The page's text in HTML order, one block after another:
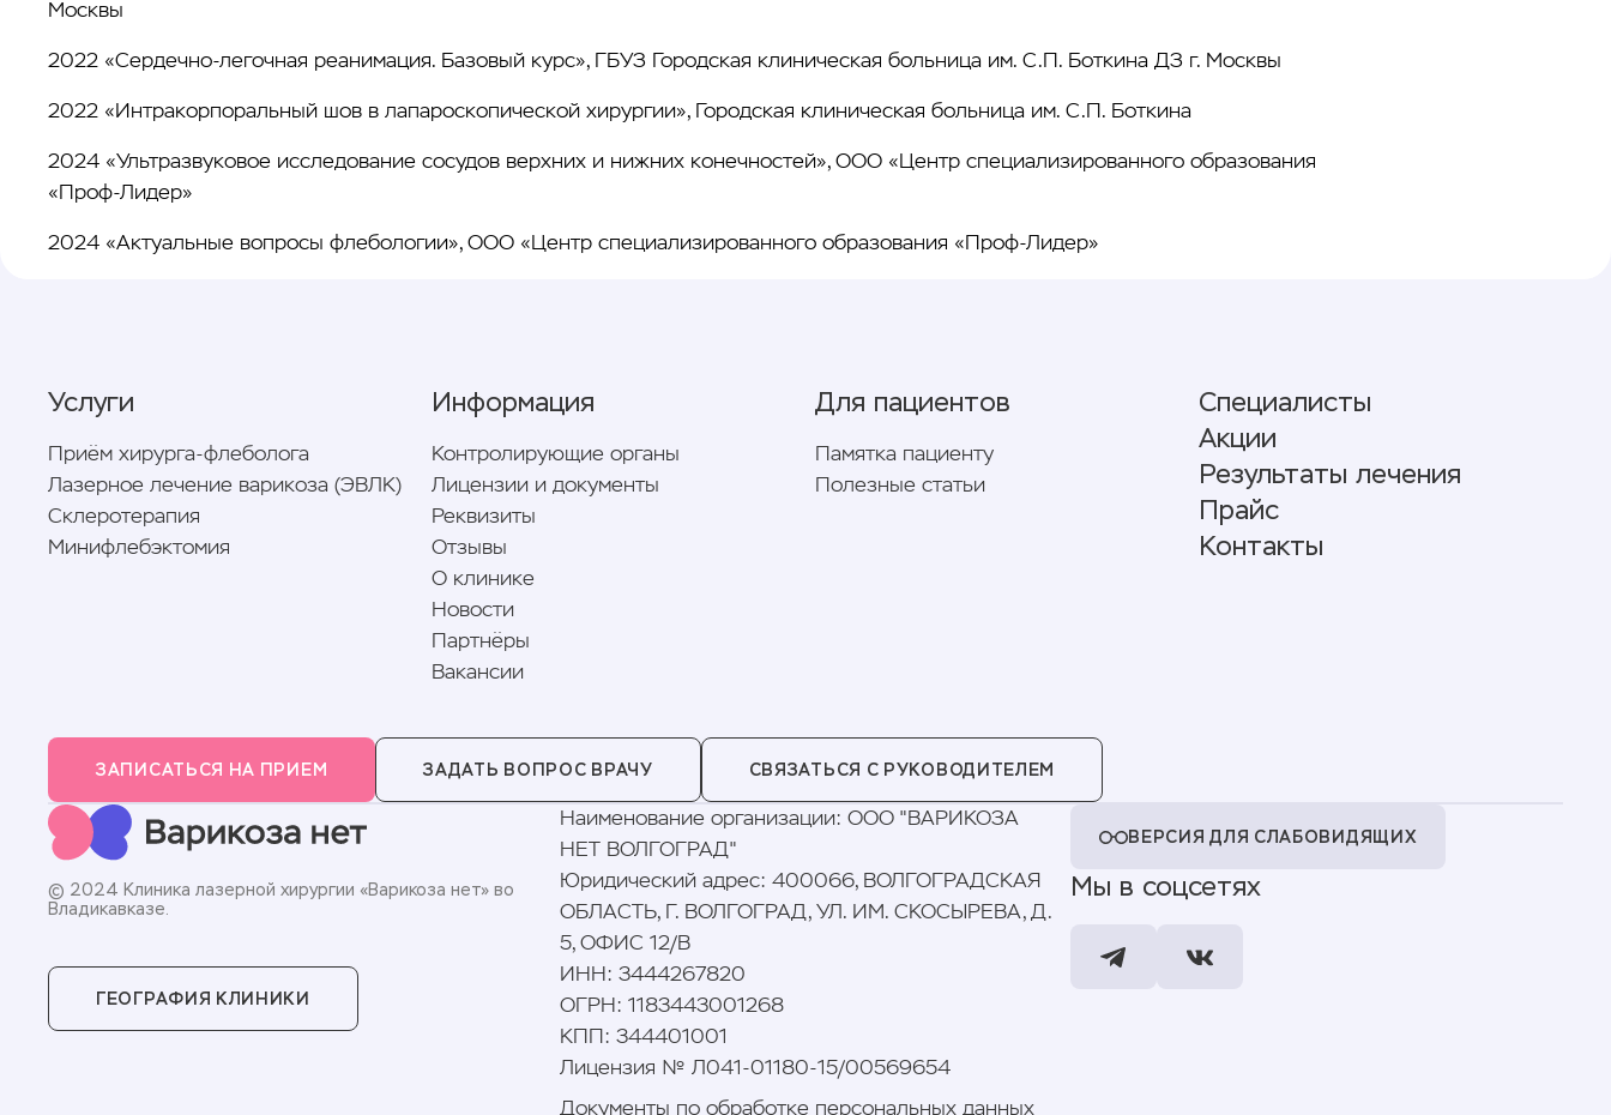
Москвы
2022 «Сердечно-легочная реанимация. Базовый курс», ГБУЗ Городская клиническая больница им. С.П. Боткина ДЗ г. Москвы
2022 «Интракорпоральный шов в лапароскопической хирургии», Городская клиническая больница им. С.П. Боткина
2024 «Ультразвуковое исследование сосудов верхних и нижних конечностей», ООО «Центр специализированного образования
«Проф-Лидер»
2024 «Актуальные вопросы флебологии», ООО «Центр специализированного образования «Проф-Лидер»
Услуги
Приём хирурга-флеболога
Лазерное лечение варикоза (ЭВЛК)
Склеротерапия
Минифлебэктомия
Информация
Контролирующие органы
Лицензии и документы
Реквизиты
Отзывы
О клинике
Новости
Партнёры
Вакансии
Для пациентов
Памятка пациенту
Полезные статьи
Специалисты
Акции
Результаты лечения
Прайс
Контакты
ЗАПИСАТЬСЯ НА ПРИЕМ ЗАДАТЬ ВОПРОС ВРАЧУ СВЯЗАТЬСЯ С РУКОВОДИТЕЛЕМ
© 2024 Клиника лазерной хирургии «Варикоза нет» во
Владикавказе.
ГЕОГРАФИЯ КЛИНИКИ
Наименование организации: ООО "ВАРИКОЗА
НЕТ ВОЛГОГРАД"
Юридический адрес: 400066, ВОЛГОГРАДСКАЯ
ОБЛАСТЬ, Г. ВОЛГОГРАД, УЛ. ИМ. СКОСЫРЕВА, Д.
5, ОФИС 12/В
ИНН: 3444267820
ОГРН: 1183443001268
КПП : 344401001
Лицензия № Л041-01180-15/00569654
Документы по обработке персональных данных
ВЕРСИЯ ДЛЯ СЛАБОВИДЯЩИХ
Мы в соцсетях